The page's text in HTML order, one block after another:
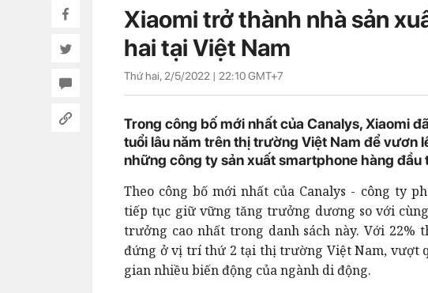
Xiaomi trở thành nhà sản
hai tại Việt Nam
Thứ hai, 2/5/2022 | 22:10GMT+7
Trong công bố mới nhất của Canalys, Xiaomi
tuổi lâu năm trên thị trường Việt Nam để vươn
những công ty sản xuất smartphone hàng
Theo công bố mới nhất của Canalys - công ty
tiếp tục giữ vững tăng trưởng dương so với
trưởng cao nhất trong danh sách này. Với 22%
đứng ở vị trí thứ 2 tại thị trường Việt Nam, vượt
gian nhiều biến động của ngành di động.